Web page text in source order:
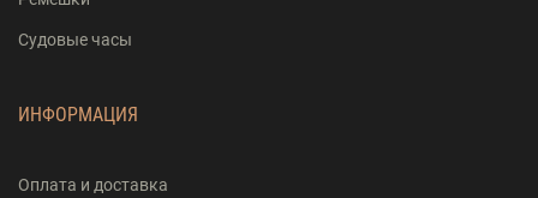
Судовые часы
ИНФОРМАЦИЯ
Оплата и доставка